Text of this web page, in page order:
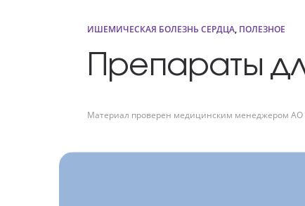
ИШЕМИЧЕСКАЯ БОЛЕЗНЬ СЕРДЦА, ПОЛЕЗНОЕ
Препараты
Материал проверен медицинским менеджером АО